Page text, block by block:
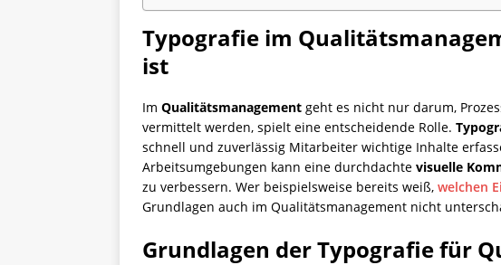
Typografie im
ist
Im Qualitätsmanagement geht es nicht nur darum,
vermittelt werden, spielt eine entscheidende Rolle.
schnell und zuverlässig Mitarbeiter wichtige Inhalte
Arbeitsumgebungen kann eine durchdachte visuelle
zu verbessern. Wer beispielsweise bereits weiß, welchen
Grundlagen auch im Qualitätsmanagement nicht
Grundlagen der Typografie für